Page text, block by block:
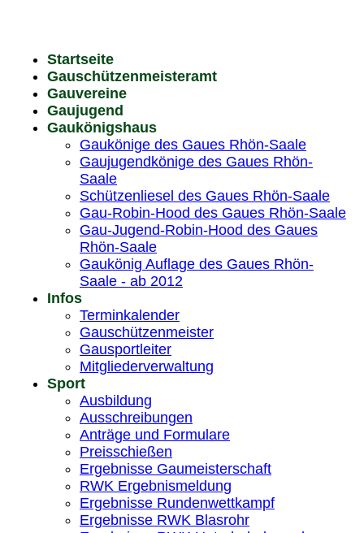
Startseite
Gauschützenmeisteramt
Gauvereine
Gaujugend
Gaukönigshaus
Gaukönige des Gaues Rhön-Saale
Gaujugendkönige des Gaues Rhön-
Saale
Schützenliesel des Gaues Rhön-Saale
Gau-Robin-Hood des Gaues Rhön-Saale
Gau-Jugend-Robin-Hood des Gaues
Rhön-Saale
Gaukönig Auflage des Gaues Rhön-
Saale - ab 2012
Infos
Terminkalender
Gauschützenmeister
Gausportleiter
Mitgliederverwaltung
Sport
Ausbildung
Ausschreibungen
Anträge und Formulare
Preisschießen
Ergebnisse Gaumeisterschaft
RWK Ergebnismeldung
Ergebnisse Rundenwettkampf
Ergebnisse RWK Blasrohr